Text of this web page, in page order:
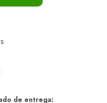
de entrega: